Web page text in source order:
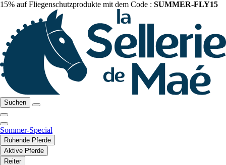
15% auf Fliegenschutzprodukte mit dem Code : SUMMER-FLY15
Suchen
Sommer-Special
Ruhende Pferde
Aktive Pferde
Reiter